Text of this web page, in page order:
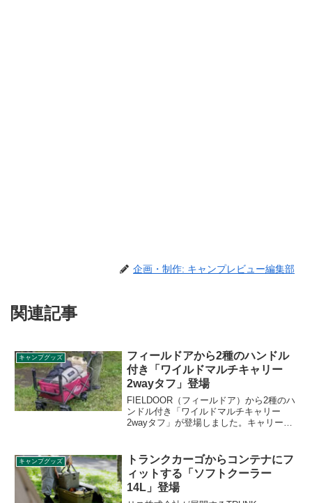
企画・制作: キャンプレビュー編集部
関連記事
キャンプグッズ
フィールドアから2種のハンドル
付き「ワイルドマルチキャリー
2wayタフ」登場
FIELDOOR（フィールドア）から2種のハ
ンドル付き「ワイルドマルチキャリー
2wayタフ」が登場しました。キャリーを
ンや荷物の量に応じて、片手で引いた
り、両手で押すなど使い分けできます。
詳細をレビューします。
キャンプグッズ
トランクカーゴからコンテナにフ
ィットする「ソフトクーラー
14L」登場